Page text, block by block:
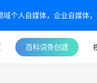
个人自媒体，企业自媒体
百科词条创建